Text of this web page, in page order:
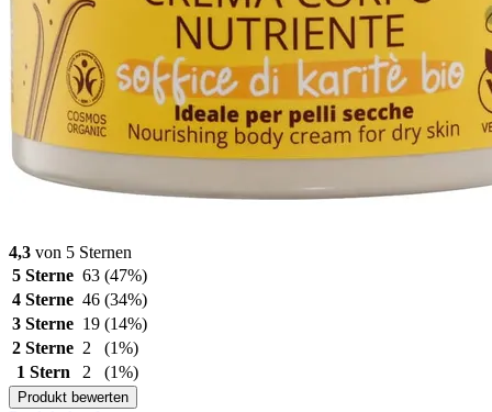
4,3 von 5 Sternen
5 Sterne 63 (47%)
4 Sterne 46 (34%)
3 Sterne 19 (14%)
2 Sterne 2
(1%)
1 Stern
2 (1%)
Produkt bewerten